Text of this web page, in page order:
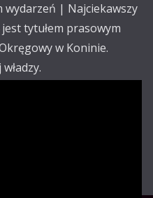
wydarzeń | Najciekawszy
tytułem prasowym
w Koninie.